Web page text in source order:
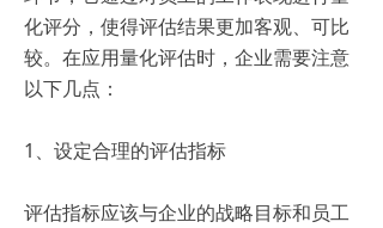
化评分，使得评估结果更加客观、可比
较。在应用量化评估时，企业需要注意
以下几点：
1、设定合理的评估指标
评估指标应该与企业的战略目标和员工